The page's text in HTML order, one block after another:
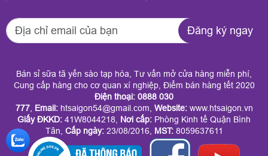
doanh nghiệp có thể
chi phí mong muốn
mà vẫn đảm bảo tính
sang trọng, đồng bộ
và ý nghĩa. Dịch vụ
quận 9 quà Tết trọn
tận nơi. Tại đây, quý
khách dễ dàng chọn
được giỏ quà sang
trọng, ý nghĩa mà
Đăng ký ngay
Bán sỉ sữa tã yến sào tạp hóa, Tư vấn mở cửa hàng miễn phí,
Cung cấp hàng cho cơ quan xí nghiệp, Điểm bán hàng tết 2020
Điện thoại: 0888 030
777, Email:htsaigon54@gmail.com, Website:www.htsaigon.vn
Giấy ĐKKD: 41W8044218, Nơi cấp: Phòng Kinh tế Quận Bình
Tân, Cấp ngày:23/08/2016, MST:8059637611